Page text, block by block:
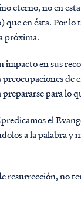
eterno, no en
que en ésta. Por lo
próxima.
en sus
de
para lo
el
a la palabra y
resurrección, no